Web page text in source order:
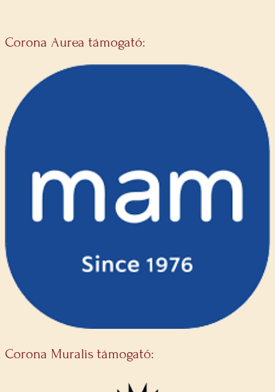
Corona Aurea támogató:
Corona Muralis támogató: